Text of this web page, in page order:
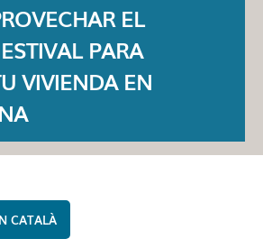
EL
PARA
VIVIENDA EN
CATALÀ